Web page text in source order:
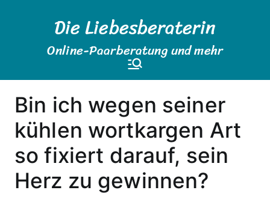
Die Liebesberaterin
Online-Paarberatung und mehr
Bin ich wegen seiner
kühlen wortkargen Art
so fixiert darauf, sein
Herz zu gewinnen?